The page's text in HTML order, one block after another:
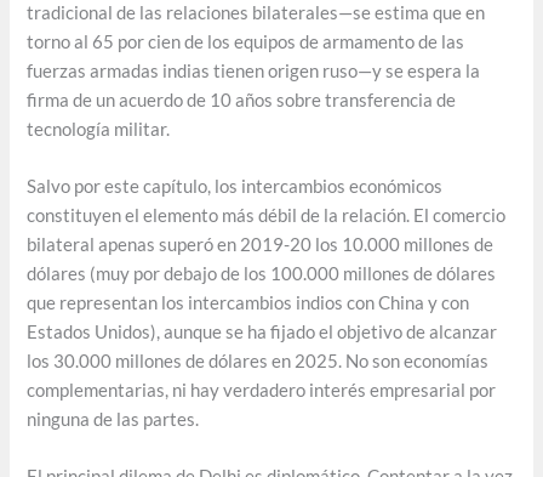
tradicional de las relaciones bilaterales—se estima que en
torno al 65 por cien de los equipos de armamento de las
fuerzas armadas indias tienen origen ruso—y se espera la
firma de un acuerdo de 10 años sobre transferencia de
tecnología militar.
Salvo por este capítulo, los intercambios económicos
constituyen el elemento más débil de la relación. El comercio
bilateral apenas superó en 2019-20 los 10.000 millones de
dólares (muy por debajo de los 100.000 millones de dólares
que representan los intercambios indios con China y con
Estados Unidos), aunque se ha fijado el objetivo de alcanzar
los 30.000 millones de dólares en 2025. No son economías
complementarias, ni hay verdadero interés empresarial por
ninguna de las partes.